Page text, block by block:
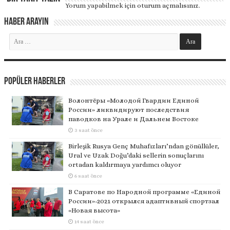
Yorum yapabilmek içinoturum açmalısınız.
Haber Arayın
Popüler Haberler
Волонтёры «Молодой Гвардии Единой
России» ликвидируют последствия
паводков на Урале и Дальнем Востоке
3 saat önce
Birleşik Rusya Genç Muhafızları’ndan gönüllüler,
Ural ve Uzak Doğu’daki sellerin sonuçlarını
ortadan kaldırmaya yardımcı oluyor
6 saat önce
В Саратове по Народной программе «Единой
России»-2021 открылся адаптивный спортзал
«Новая высота»
14 saat önce